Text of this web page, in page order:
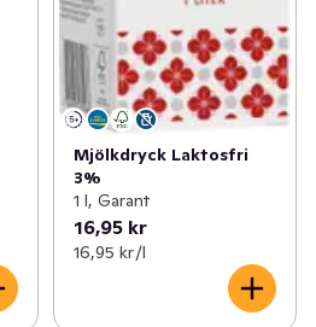
Mjölkdryck Laktosfri
3%
1 l, Garant
16,95 kr
16,95 kr /l